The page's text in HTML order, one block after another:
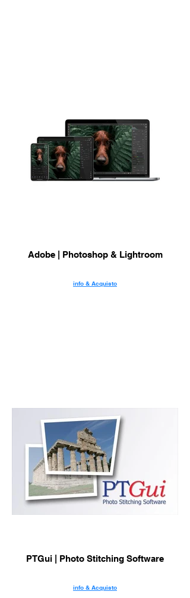
Adobe | Photoshop & Lightroom
info & Acquisto
PTGui | Photo Stitching Software
info & Acquisto